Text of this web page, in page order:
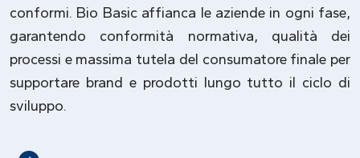
conformi. Bio Basic affianca le aziende in ogni fase,
garantendo conformità normativa, qualità dei
processi e massima tutela del consumatore finale per
supportare brand e prodotti lungo tutto il ciclo di
sviluppo.